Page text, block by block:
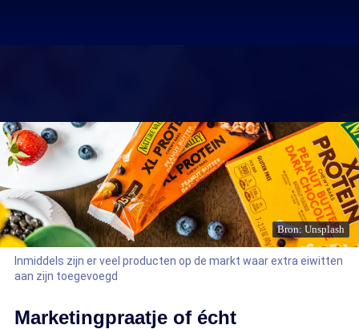
Bron: Unsplash
Inmiddels zijn er veel producten op de markt waar extra eiwitten
aan zijn toegevoegd
Marketingpraatje of écht